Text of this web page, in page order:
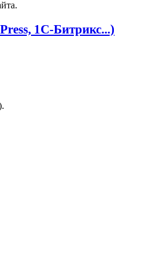
1С‑Битрикс...)